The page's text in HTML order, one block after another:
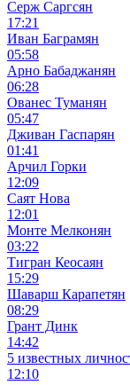
Серж Саргсян
17:21
Иван Баграмян
05:58
Арно Бабаджанян
06:28
Ованес Туманян
05:47
Дживан Гаспарян
01:41
Арчил Горки
12:09
Саят Нова
12:01
Монте Мелконян
03:22
Тигран Кеосаян
15:29
Шаварш Карапетян
08:29
Грант Динк
14:42
5 известных
12:10